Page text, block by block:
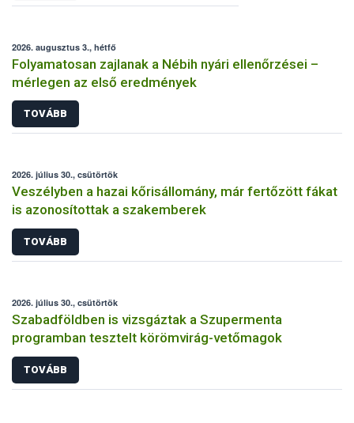
2026. augusztus 3., hétfő
Folyamatosan zajlanak a Nébih nyári ellenőrzései –
mérlegen az első eredmények
TOVÁBB
2026. július 30., csütörtök
Veszélyben a hazai kőrisállomány, már fertőzött fákat
is azonosítottak a szakemberek
TOVÁBB
2026. július 30., csütörtök
Szabadföldben is vizsgáztak a Szupermenta
programban tesztelt körömvirág-vetőmagok
TOVÁBB